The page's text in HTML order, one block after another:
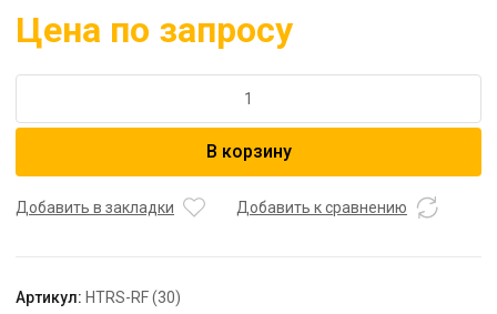
Цена по запросу
Терморегулятор
(30)
В корзину
Добавить в закладки Добавить к сравнению
Артикул: HTRS-RF (30)